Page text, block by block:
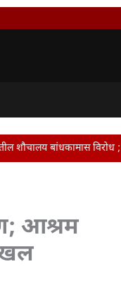
विरोध ; मनसेसह
आश्रम